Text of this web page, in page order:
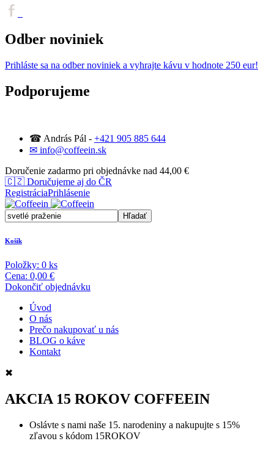
Odber noviniek
Prihláste sa na odber noviniek a vyhrajte kávu v hodnote 250 eur!
Podporujeme
☎ András Pál - +421 905 885 644
✉ info@coffeein.sk
Doručenie zadarmo pri objednávke nad 44,00 €
🇨🇿 Doručujeme aj do ČR
RegistráciaPrihlásenie
Košík
Položky: 0 ks
Cena: 0,00 €
Dokončiť objednávku
Úvod
O nás
Prečo nakupovať u nás
BLOG o káve
Kontakt
✖
AKCIA 15 ROKOV COFFEEIN
Oslávte s nami naše 15. narodeniny a nakupujte s 15%
zľavou s kódom 15ROKOV